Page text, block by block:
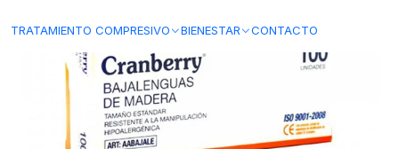
TRATAMIENTO COMPRESIVO BIENESTAR CONTACTO